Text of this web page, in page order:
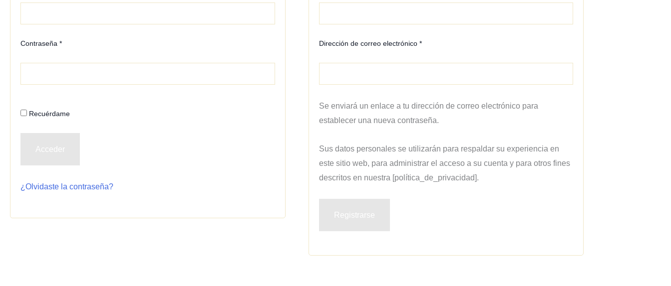
Contraseña *
Recuérdame
Acceder
¿Olvidaste la contraseña?
Dirección de correo electrónico *
Se enviará un enlace a tu dirección de correo electrónico para
establecer una nueva contraseña.
Sus datos personales se utilizarán para respaldar su experiencia en
este sitio web, para administrar el acceso a su cuenta y para otros fines
descritos en nuestra [política_de_privacidad].
Registrarse